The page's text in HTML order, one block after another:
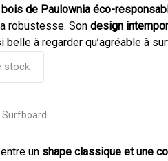
bois de Paulownia éco-
robustesse. Son design
belle à regarder qu’agréable à
stock
Surfboard
un shape classique et une